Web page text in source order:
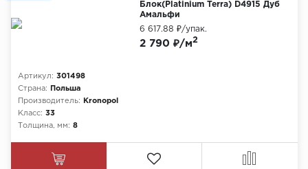
Блок(Platinium Terra) D4915 Дуб
Амальфи
Артикул: 301498
Страна:
Польша
Производитель:
Kronopol
Класс: 33
Толщина, мм: 8
2 790 ₽/м2
6 617.88 ₽/упак.